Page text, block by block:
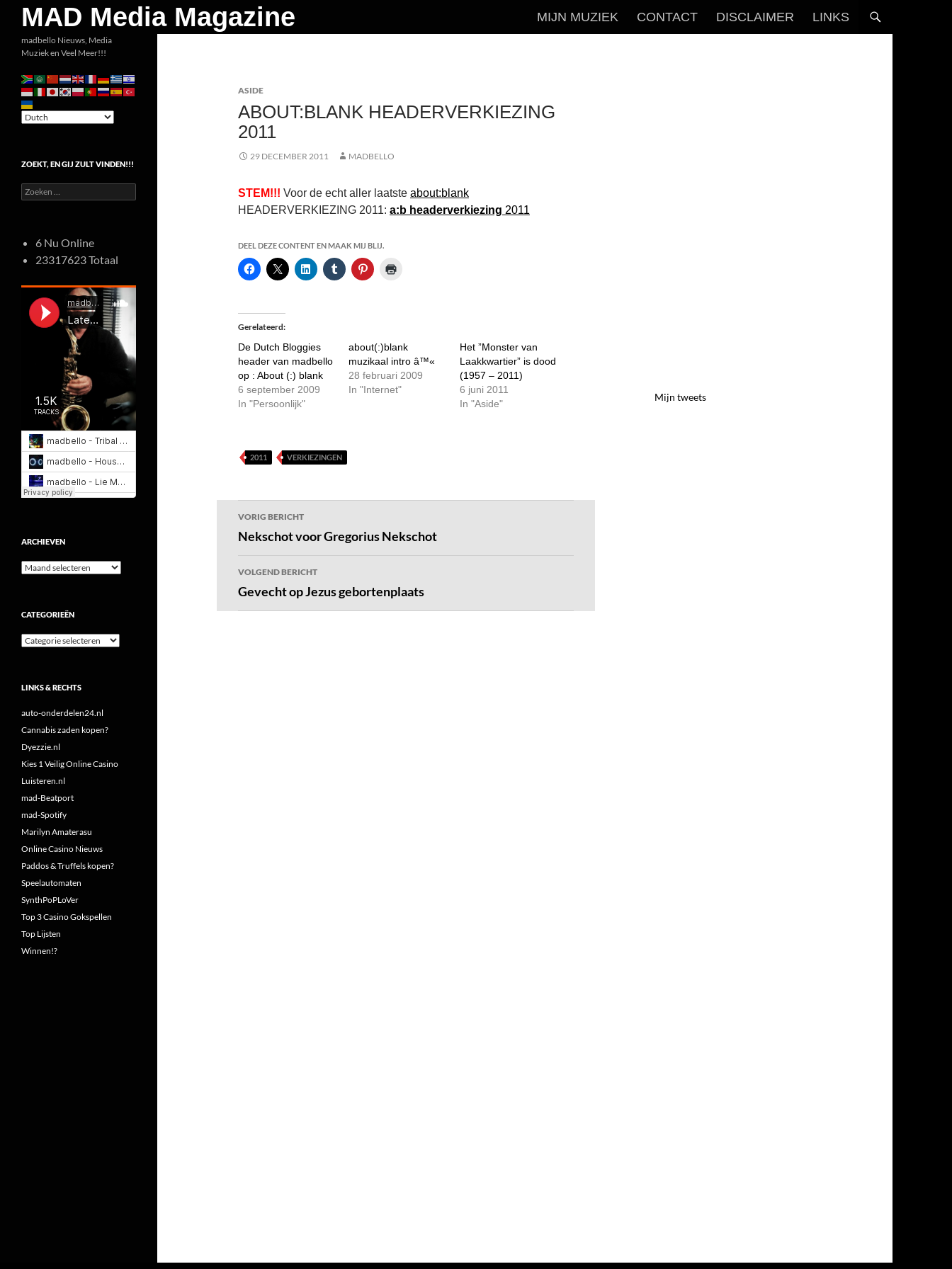
inhoud
MAD Media Magazine
Zoeken
MIJN MUZIEK CONTACT DISCLAIMER LINKS
ASIDE
ABOUT:BLANK HEADERVERKIEZING
2011
29 DECEMBER 2011 MADBELLO
STEM!!! Voor de echt aller laatste about:blank
HEADERVERKIEZING 2011: a:b headerverkiezing 2011
DEEL DEZE CONTENT EN MAAK MIJ BLIJ.
Gerelateerd
De Dutch Bloggies
header van madbello
op : About (:) blank
6 september 2009
In "Persoonlijk"
about(:)blank
muzikaal intro â™«
28 februari 2009
In "Internet"
Het ”Monster van
Laakkwartier” is dood
(1957 – 2011)
6 juni 2011
In "Aside"
2011 VERKIEZINGEN
Bericht
navigatie
VORIG BERICHT
Nekschot voor Gregorius Nekschot
VOLGEND BERICHT
Gevecht op Jezus gebortenplaats
Mijn tweets
madbello Nieuws, Media
Muziek en Veel Meer!!!
ZOEKT, EN GIJ ZULT VINDEN!!!
Zoeken
naar:
6 Nu Online
23317623 Totaal
ARCHIEVEN
Archieven
CATEGORIEËN
Categorieën
LINKS & RECHTS
auto-onderdelen24.nl
Cannabis zaden kopen?
Dyezzie.nl
Kies 1 Veilig Online Casino
Luisteren.nl
mad-Beatport
mad-Spotify
Marilyn Amaterasu
Online Casino Nieuws
Paddos & Truffels kopen?
Speelautomaten
SynthPoPLoVer
Top 3 Casino Gokspellen
Top Lijsten
Winnen!?